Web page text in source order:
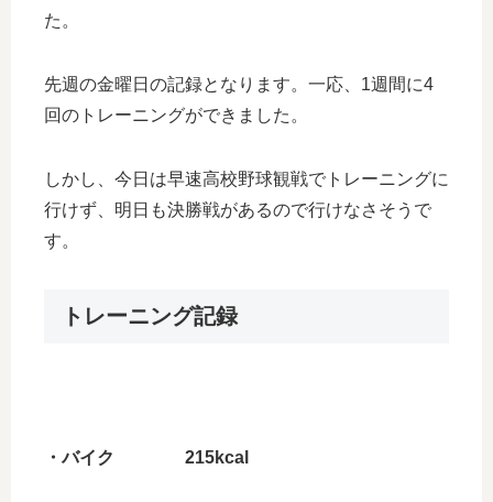
た。
先週の金曜日の記録となります。一応、1週間に4
回のトレーニングができました。
しかし、今日は早速高校野球観戦でトレーニングに
行けず、明日も決勝戦があるので行けなさそうで
す。
トレーニング記録
・バイク 215kcal